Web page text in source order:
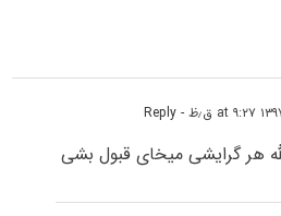
- Reply
هر گرایشی میخای قبول بشی